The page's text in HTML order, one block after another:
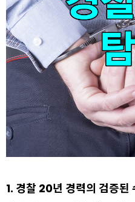
1. 경찰 20년 경력의 검증된